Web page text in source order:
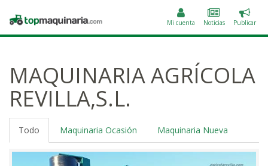
Topmaquinaria.com Mi cuenta Noticias
un
Publicar
MAQUINARIA AGRÍCOLA
REVILLA,S.L.
Todo Maquinaria Ocasión Maquinaria Nueva